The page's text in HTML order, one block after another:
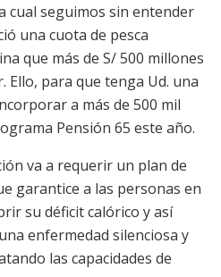
cual seguimos sin entender
una cuota de pesca
que más de S/ 500 millones
Ello, para que tenga Ud. una
a más de 500 mil
Pensión 65 este año.
va a requerir un plan de
garantice a las personas en
su déficit calórico y así
enfermedad silenciosa y
las capacidades de